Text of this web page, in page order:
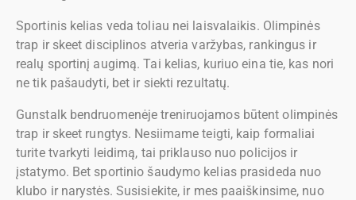
Sportinis kelias veda toliau nei laisvalaikis. Olimpinės
trap ir skeet disciplinos atveria varžybas, rankingus ir
realų sportinį augimą. Tai kelias, kuriuo eina tie, kas nori
ne tik pašaudyti, bet ir siekti rezultatų.
Gunstalk bendruomenėje treniruojamos būtent olimpinės
trap ir skeet rungtys. Nesiimame teigti, kaip formaliai
turite tvarkyti leidimą, tai priklauso nuo policijos ir
įstatymo. Bet sportinio šaudymo kelias prasideda nuo
klubo ir narystės. Susisiekite, ir mes paaiškinsime, nuo